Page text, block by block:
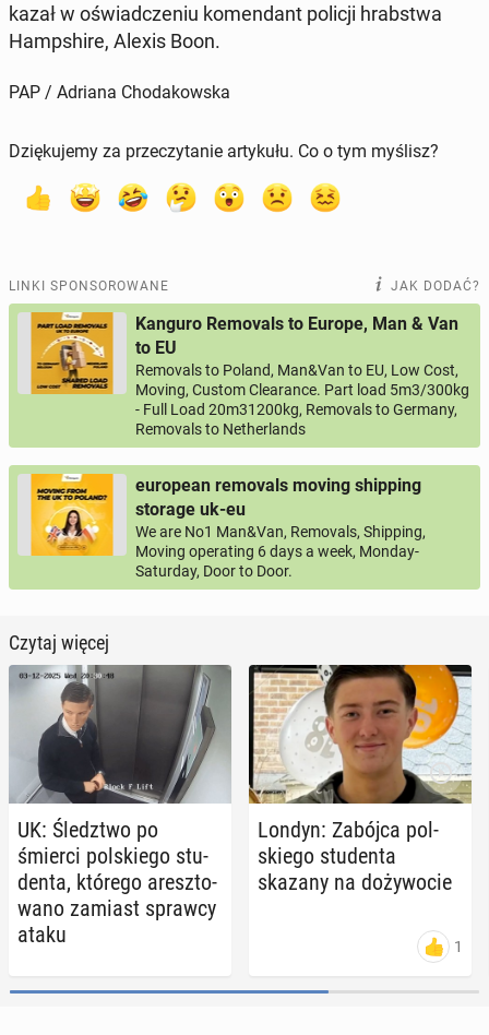
ka­zał w oświad­cze­niu ko­men­dant policji hrab­stwa
Hamp­shi­re, Alexis Boon.
PAP / Adriana Chodakowska
Dziękujemy za przeczytanie artykułu. Co o tym myślisz?
LINKI SPONSOROWANE JAK DODAĆ?
Kanguro Removals to Europe, Man & Van
to EU
Removals to Poland, Man&Van to EU, Low Cost,
Moving, Custom Clearance. Part load 5m3/300kg
- Full Load 20m31200kg, Removals to Germany,
Removals to Netherlands
european removals moving shipping
storage uk-eu
We are No1 Man&Van, Removals, Shipping,
Moving operating 6 days a week, Monday-
Saturday, Door to Door.
Czytaj więcej
UK: Śledz­two po
śmierci pol­skie­go stu­
den­ta, którego aresz­to­
wa­no zamiast sprawcy
ataku
Londyn: Zabójca pol­
skie­go stu­den­ta
skazany na do­ży­wo­cie
1